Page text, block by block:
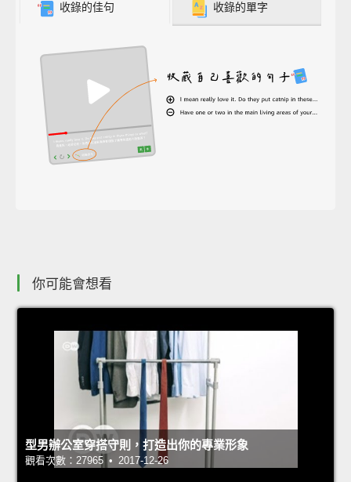
收錄的佳句 收錄的單字
你可能會想看
型男辦公室穿搭守則，打造出你的專業形象
觀看次數：27965 • 2017-12-26